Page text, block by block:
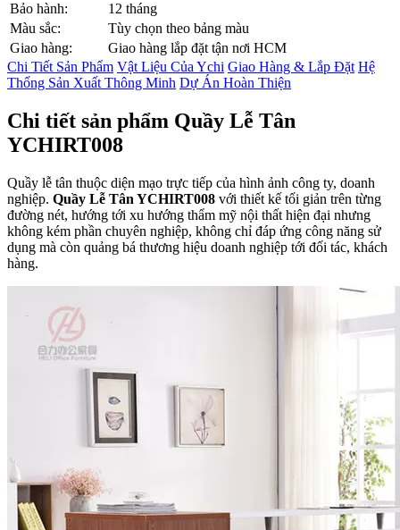
Bảo hành:
12 tháng
Màu sắc:
Tùy chọn theo bảng màu
Giao hàng:
Giao hàng lắp đặt tận nơi HCM
Chi Tiết Sản Phẩm Vật Liệu Của Ychi Giao Hàng & Lắp Đặt Hệ
Thống Sản Xuất Thông Minh Dự Án Hoàn Thiện
Chi tiết sản phẩm Quầy Lễ Tân
YCHIRT008
Quầy lễ tân thuộc diện mạo trực tiếp của hình ảnh công ty, doanh
nghiệp. Quầy Lễ Tân YCHIRT008 với thiết kế tối giản trên từng
đường nét, hướng tới xu hướng thẩm mỹ nội thất hiện đại nhưng
không kém phần chuyên nghiệp, không chỉ đáp ứng công năng sử
dụng mà còn quảng bá thương hiệu doanh nghiệp tới đối tác, khách
hàng.